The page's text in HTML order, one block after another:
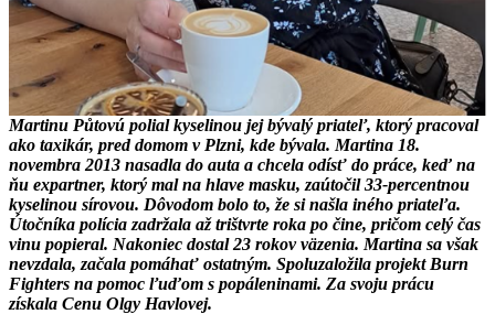
Martinu Půtovú polial kyselinou jej bývalý priateľ, ktorý pracoval
ako taxikár, pred domom v Plzni, kde bývala. Martina 18.
novembra 2013 nasadla do auta a chcela odísť do práce, keď na
ňu expartner, ktorý mal na hlave masku, zaútočil 33-percentnou
kyselinou sírovou. Dôvodom bolo to, že si našla iného priateľa.
Útočníka polícia zadržala až trištvrte roka po čine, pričom celý čas
vinu popieral. Nakoniec dostal 23 rokov väzenia. Martina sa však
nevzdala, začala pomáhať ostatným. Spoluzaložila projekt Burn
Fighters na pomoc ľuďom s popáleninami. Za svoju prácu
získala Cenu Olgy Havlovej.